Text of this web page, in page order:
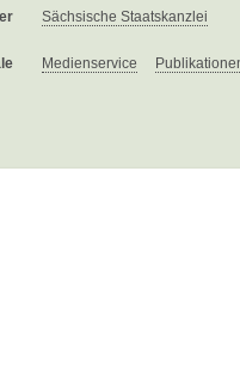
Sächsische Staatskanzlei
Medienservice